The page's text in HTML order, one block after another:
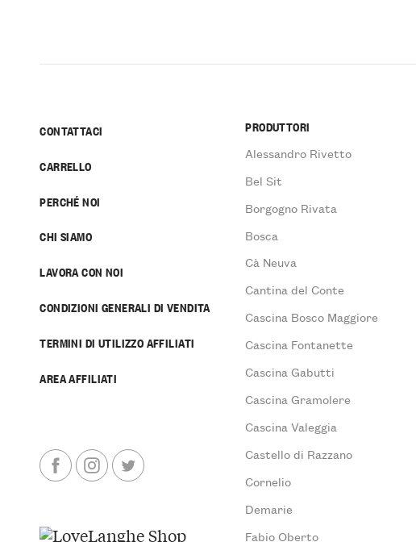
CONTATTACI
CARRELLO
PERCHÉ NOI
CHI SIAMO
LAVORA CON NOI
CONDIZIONI GENERALI DI VENDITA
TERMINI DI UTILIZZO AFFILIATI
AREA AFFILIATI
PRODUTTORI
Alessandro Rivetto
Bel Sit
Borgogno Rivata
Bosca
Cà Neuva
Cantina del Conte
Cascina Bosco Maggiore
Cascina Fontanette
Cascina Gabutti
Cascina Gramolere
Cascina Valeggia
Castello di Razzano
Cornelio
Demarie
Fabio Oberto